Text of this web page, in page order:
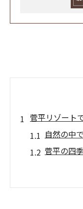
菅平リゾート
自然の中
菅平の四
峰の原高